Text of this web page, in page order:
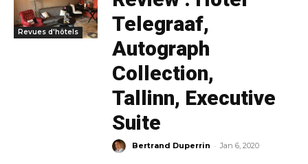
Revues d'hôtels
Telegraaf,
Autograph
Collection,
Tallinn, Executive
Suite
Bertrand Duperrin - Jan 6, 2020